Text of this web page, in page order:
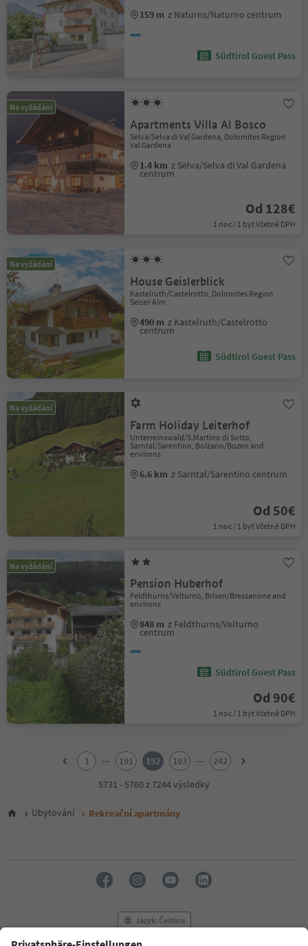
159 m z Naturns/Naturno centrum
Südtirol Guest Pass
Na vyžádání
Apartments Villa Al Bosco
Sëlva/Selva di Val Gardena, Dolomites Region
Val Gardena
1.4 km z Sëlva/Selva di Val Gardena
centrum
Od 128€
1 noc / 1 byt Včetně DPH
Na vyžádání
House Geislerblick
Kastelruth/Castelrotto, Dolomites Region
Seiser Alm
490 m z Kastelruth/Castelrotto
centrum
Südtirol Guest Pass
Na vyžádání
Farm Holiday Leiterhof
Unterreinswald/S.Martino di Sotto,
Sarntal/Sarentino, Bolzano/Bozen and
environs
6.6 km z Sarntal/Sarentino centrum
Od 50€
1 noc / 1 byt Včetně DPH
Na vyžádání
Pension Huberhof
Feldthurns/Velturno, Brixen/Bressanone and
environs
848 m z Feldthurns/Velturno
centrum
Südtirol Guest Pass
Od 90€
1 noc / 1 byt Včetně DPH
6
1 ... 191 192 193 ...
242
5731 - 5760 z 7244 výsledky
Ubytování Rekreační apartmány
Jazyk: Čeština